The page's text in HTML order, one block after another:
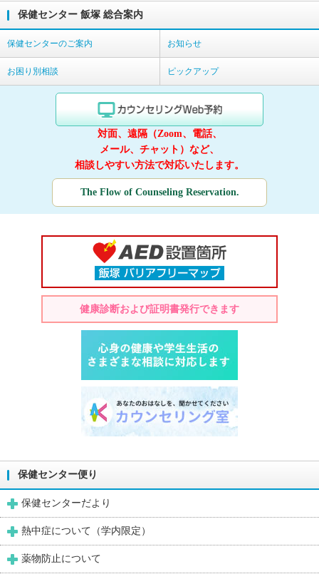
保健センター 飯塚 総合案内
保健センターのご案内 お知らせ
お困り別相談 ピックアップ
対面、遠隔（Zoom、電話、
メール、チャット）など、
相談しやすい方法で対応いたします。
The Flow of Counseling Reservation.
健康診断および証明書発行できます
保健センター便り
保健センターだより
熱中症について（学内限定）
薬物防止について